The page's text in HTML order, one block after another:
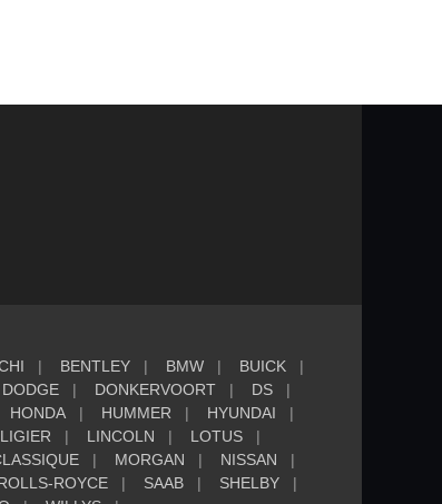
BENTLEY BMW
BUICK
DODGE DONKERVOORT
DS
HONDA HUMMER
HYUNDAI
LIGIER LINCOLN
LOTUS
MORGAN
NISSAN
ROYCE SAAB
SHELBY